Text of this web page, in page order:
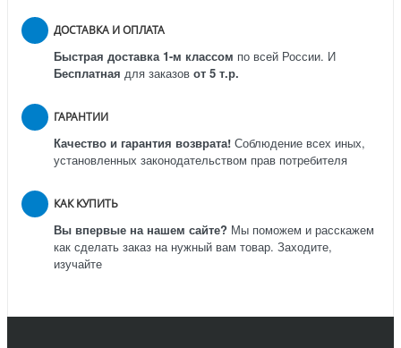
ДОСТАВКА И ОПЛАТА
Быстрая доставка 1-м классом по всей России. И
Бесплатная для заказов от 5 т.р.
ГАРАНТИИ
Качество и гарантия возврата! Соблюдение всех иных,
установленных законодательством прав потребителя
КАК КУПИТЬ
Вы впервые на нашем сайте? Мы поможем и расскажем
как сделать заказ на нужный вам товар. Заходите,
изучайте